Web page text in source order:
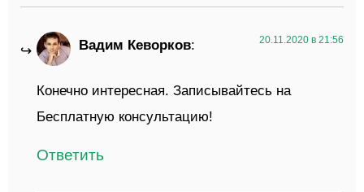
Вадим Кеворков: 20.11.2020 в 21:56
Конечно интересная. Записывайтесь на
Бесплатную консультацию!
Ответить